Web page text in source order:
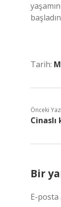
Tarih:
Önceki Yazı
Bir
E-posta